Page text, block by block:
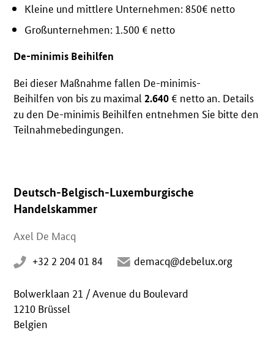
Kleine und mittlere Unternehmen: 850€ netto
Großunternehmen: 1.500 € netto
De-minimis Beihilfen
Bei dieser Maßnahme fallen De-minimis-
Beihilfen von bis zu maximal2.640€ netto an. Details
zu den De-minimis Beihilfen entnehmen Sie bitte den
Teilnahmebedingungen.
Deutsch-Belgisch-Luxemburgische
Handelskammer
Axel De Macq
+32 2 204 01 84
demacq@debelux.org
Bolwerklaan 21 / Avenue du Boulevard
1210 Brüssel
Belgien